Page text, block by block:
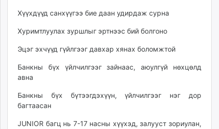
unuudur.mn
isee.mn
fact.mn
itoim.mn
tumen.mn
times.mn
mass.mn
Хүүхдүүд санхүүгээ бие даан удирдаж сурна
Хуримтлуулах зуршлыг эртнээс бий болгоно
Эцэг эхчүүд гүйлгээг давхар хянах боломжтой
Банкны бүх үйлчилгээг зайнаас, аюулгүй нөхцөлд
авна
Банкны бүх бүтээгдэхүүн, үйлчилгээг нэг дор
багтаасан
JUNIOR багц нь 7-17 насны хүүхэд, залууст зориулан,